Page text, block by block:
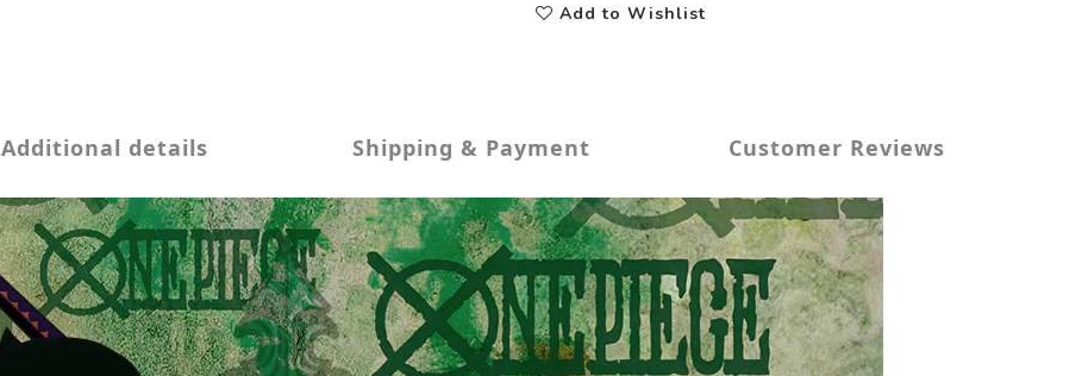
Add to Wishlist
Additional details Shipping & Payment Customer Reviews